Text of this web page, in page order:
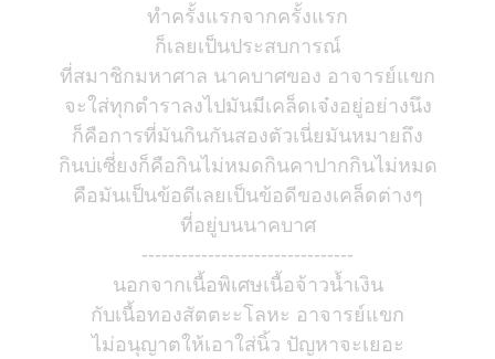
ทำครั้งแรกจากครั้งแรก
ก็เลยเป็นประสบการณ์
ที่สมาชิกมหาศาล นาคบาศของ อาจารย์แขก
จะใส่ทุกตำราลงไปมันมีเคล็ดเจ๋งอยู่อย่างนึง
ก็คือการที่มันกินกันสองตัวเนี่ยมันหมายถึง
กินบ่เซี่ยงก็คือกินไม่หมดกินคาปากกินไม่หมด
คือมันเป็นข้อดีเลยเป็นข้อดีของเคล็ดต่างๆ
ที่อยู่บนนาคบาศ
--------------------------------
นอกจากเนื้อพิเศษเนื้อจ้าวน้ำเงิน
กับเนื้อทองสัตตะะโลหะ อาจารย์แขก
ไม่อนุญาตให้เอาใส่นิ้ว ปัญหาจะเยอะ